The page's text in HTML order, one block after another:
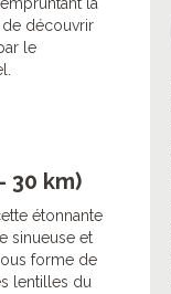
la
de découvrir
le
30 km)
étonnante
sinueuse et
forme de
lentilles du